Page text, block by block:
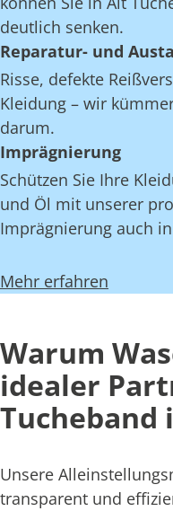
deutlich senken.
Reparatur- und
Risse, defekte
Kleidung – wir
darum.
Imprägnierung
Schützen Sie Ihre
und Öl mit unserer
Imprägnierung auch
Mehr erfahren
Warum
idealer
Tucheband
Unsere
transparent und